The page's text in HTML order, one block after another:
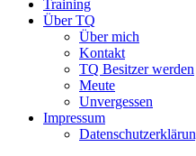
Training
Über TQ
Über mich
Kontakt
TQ Besitzer werden
Meute
Unvergessen
Impressum